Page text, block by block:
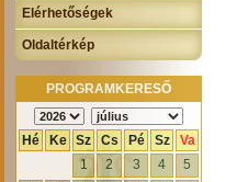
Elérhetőségek
Oldaltérkép
PROGRAMKERESŐ
Hé Ke Sz Cs Pé Sz
Va
1
2 3 4
5